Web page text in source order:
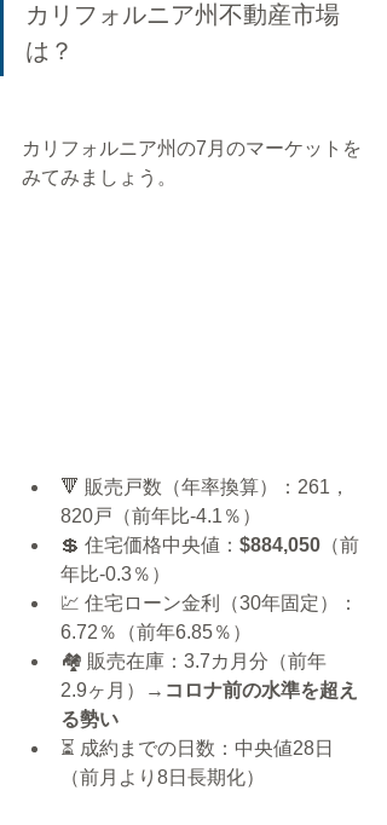
カリフォルニア州不動産市場
は？
カリフォルニア州の7月のマーケットを
みてみましょう。
🔻 販売戸数（年率換算）：261，
820戸（前年比-4.1％）
💲 住宅価格中央値： $884,050 （前
年比-0.3％）
💹 住宅ローン金利（30年固定）：
6.72％（前年6.85％）
🏘 販売在庫：3.7カ月分（前年
2.9ヶ月）→ コロナ前の水準を超え
る勢い
⏳ 成約までの日数：中央値28日
（前月より8日長期化）